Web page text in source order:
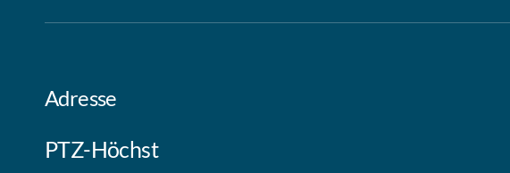
Adresse
PTZ-Höchst